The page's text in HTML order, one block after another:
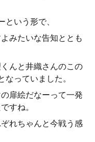
いう形で、
みたいな告知ととも
んと井織さんのこの
っていました。
扉絵だなーって一発
すね。
れちゃんと今戦う感